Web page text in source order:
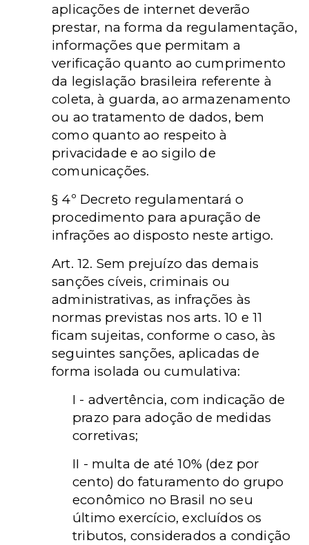
aplicações de internet deverão
prestar, na forma da regulamentação,
informações que permitam a
verificação quanto ao cumprimento
da legislação brasileira referente à
coleta, à guarda, ao armazenamento
ou ao tratamento de dados, bem
como quanto ao respeito à
privacidade e ao sigilo de
comunicações.
§ 4º Decreto regulamentará o
procedimento para apuração de
infrações ao disposto neste artigo.
Art. 12. Sem prejuízo das demais
sanções cíveis, criminais ou
administrativas, as infrações às
normas previstas nos arts. 10 e 11
ficam sujeitas, conforme o caso, às
seguintes sanções, aplicadas de
forma isolada ou cumulativa:
I - advertência, com indicação de
prazo para adoção de medidas
corretivas;
II - multa de até 10% (dez por
cento) do faturamento do grupo
econômico no Brasil no seu
último exercício, excluídos os
tributos, considerados a condição